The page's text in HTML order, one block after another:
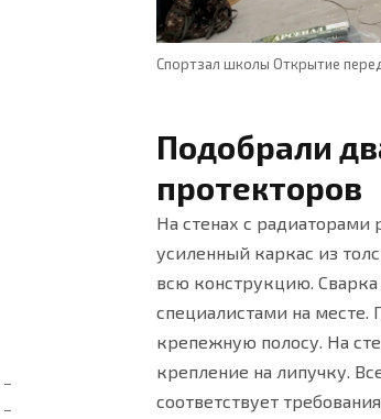
Спортзал школы Открытие
Подобрали
протекторов
На стенах с
усиленный каркас из
всю конструкцию.
специалистами на месте.
крепежную полосу. На
крепление на липучку.
соответствует